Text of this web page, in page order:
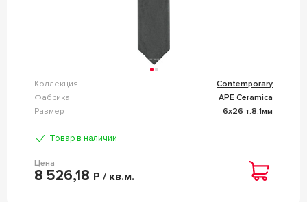
Коллекция
Contemporary
Фабрика
APE Ceramica
Размер
6x26 т.8.1мм
Товар в наличии
Цена
8 526,18 Р / кв.м.